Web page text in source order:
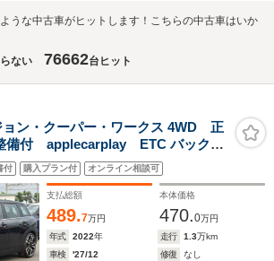
うな中古車がヒットします！こちらの中古車はいか
ない
76662台ヒット
ン・クーパー・ワークス 4WD 正
備付 applecarplay ETC バックカ
アイドリングストップ 障害物ソナ
LEDライト 純正ホイール
付 購入プラン付 オンライン相談可
支払総額
489.7万円
本体価格
470.0万円
年式
2022年 走行 1.3万km
車検
'27/12 修復
なし